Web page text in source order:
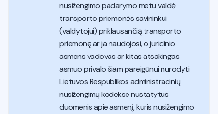
nusižengimo padarymo metu valdė
transporto priemonės savininkui
(valdytojui) priklausančią transporto
priemonę ar ja naudojosi, o juridinio
asmens vadovas ar kitas atsakingas
asmuo privalo šiam pareigūnui nurodyti
Lietuvos Respublikos administracinių
nusižengimų kodekse nustatytus
duomenis apie asmenį, kuris nusižengimo